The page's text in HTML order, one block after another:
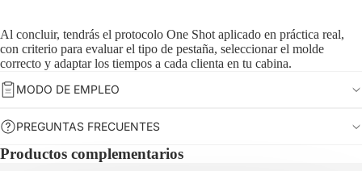
Al concluir, tendrás el protocolo One Shot aplicado en práctica real,
con criterio para evaluar el tipo de pestaña, seleccionar el molde
correcto y adaptar los tiempos a cada clienta en tu cabina.
MODO DE EMPLEO
PREGUNTAS FRECUENTES
Productos complementarios